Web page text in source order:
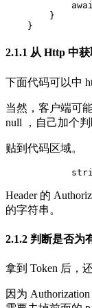
        }
    }
2.1.1 从 Http 中
下面代码可以中
当然，客户端可
null ，自己加个判
贴到代码区域。
Header 的
的字符串。
2.1.2 判断是否为
拿到 Token 后，
因为